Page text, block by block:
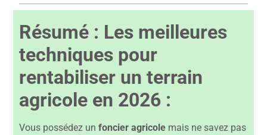
Résumé : Les meilleures
techniques pour
rentabiliser un terrain
agricole en 2026 :
Vous possédez unfoncier agricole mais ne savez pas